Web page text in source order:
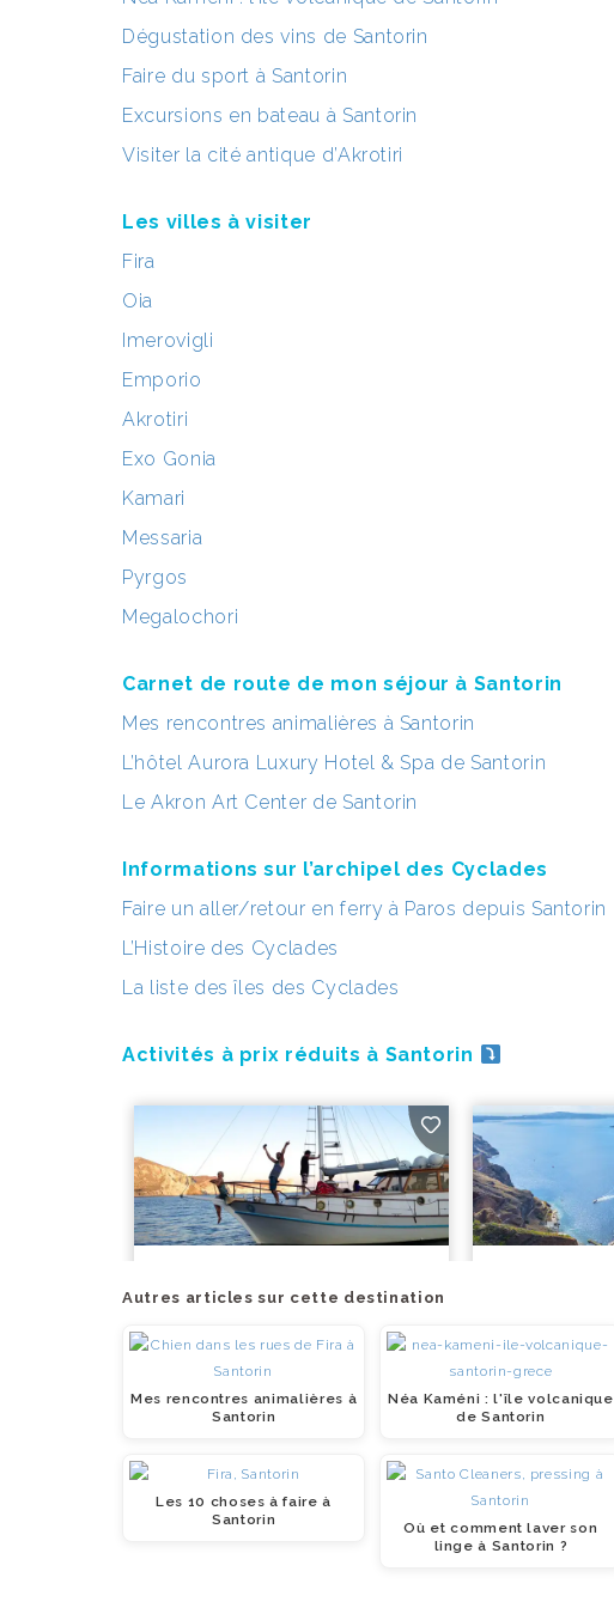
Dégustation des vins de Santorin
Faire du sport à Santorin
Excursions en bateau à Santorin
Visiter la cité antique d’Akrotiri
Les villes à visiter
Fira
Oia
Imerovigli
Emporio
Akrotiri
Exo Gonia
Kamari
Messaria
Pyrgos
Megalochori
Carnet de route de mon séjour à Santorin
Mes rencontres animalières à Santorin
L’hôtel Aurora Luxury Hotel & Spa de Santorin
Le Akron Art Center de Santorin
Informations sur l’archipel des Cyclades
Faire un aller/retour en ferry à Paros depuis Santorin
L’Histoire des Cyclades
La liste des îles des Cyclades
Activités à prix réduits à Santorin
Autres articles sur cette destination
Mes rencontres animalières à
Santorin
Les 10 choses à faire à
Santorin
Néa Kaméni : l'île volcanique
de Santorin
Où et comment laver son
linge à Santorin ?